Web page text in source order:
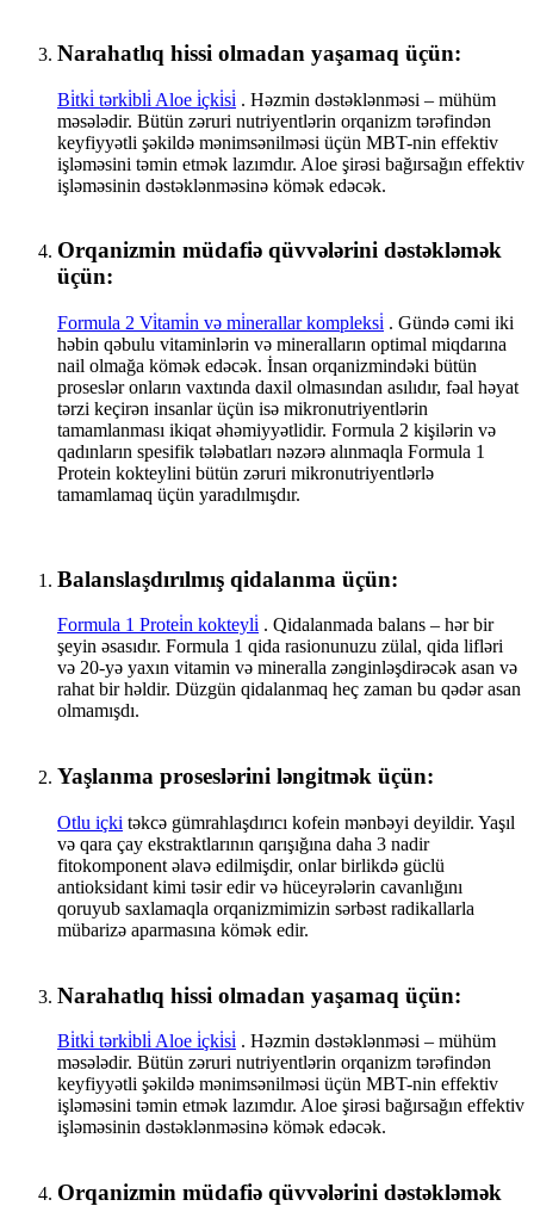
Narahatlıq hissi olmadan yaşamaq üçün:
Bi̇tki̇ tərki̇bli̇ Aloe i̇çki̇si̇ . Həzmin dəstəklənməsi – mühüm
məsələdir. Bütün zəruri nutriyentlərin orqanizm tərəfindən
keyfiyyətli şəkildə mənimsənilməsi üçün MBT-nin effektiv
işləməsini təmin etmək lazımdır. Aloe şirəsi bağırsağın effektiv
işləməsinin dəstəklənməsinə kömək edəcək.
Orqanizmin müdafiə qüvvələrini dəstəkləmək
üçün:
Formula 2 Vi̇tami̇n və mi̇nerallar kompleksi̇ . Gündə cəmi iki
həbin qəbulu vitaminlərin və mineralların optimal miqdarına
nail olmağa kömək edəcək. İnsan orqanizmindəki bütün
proseslər onların vaxtında daxil olmasından asılıdır, fəal həyat
tərzi keçirən insanlar üçün isə mikronutriyentlərin
tamamlanması ikiqat əhəmiyyətlidir. Formula 2 kişilərin və
qadınların spesifik tələbatları nəzərə alınmaqla Formula 1
Protein kokteylini bütün zəruri mikronutriyentlərlə
tamamlamaq üçün yaradılmışdır.
Balanslaşdırılmış qidalanma üçün:
Formula 1 Protei̇n kokteyli̇ . Qidalanmada balans – hər bir
şeyin əsasıdır. Formula 1 qida rasionunuzu zülal, qida lifləri
və 20-yə yaxın vitamin və mineralla zənginləşdirəcək asan və
rahat bir həldir. Düzgün qidalanmaq heç zaman bu qədər asan
olmamışdı.
Yaşlanma proseslərini ləngitmək üçün:
Otlu içki təkcə gümrahlaşdırıcı kofein mənbəyi deyildir. Yaşıl
və qara çay ekstraktlarının qarışığına daha 3 nadir
fitokomponent əlavə edilmişdir, onlar birlikdə güclü
antioksidant kimi təsir edir və hüceyrələrin cavanlığını
qoruyub saxlamaqla orqanizmimizin sərbəst radikallarla
mübarizə aparmasına kömək edir.
Narahatlıq hissi olmadan yaşamaq üçün:
Bi̇tki̇ tərki̇bli̇ Aloe i̇çki̇si̇ . Həzmin dəstəklənməsi – mühüm
məsələdir. Bütün zəruri nutriyentlərin orqanizm tərəfindən
keyfiyyətli şəkildə mənimsənilməsi üçün MBT-nin effektiv
işləməsini təmin etmək lazımdır. Aloe şirəsi bağırsağın effektiv
işləməsinin dəstəklənməsinə kömək edəcək.
Orqanizmin müdafiə qüvvələrini dəstəkləmək